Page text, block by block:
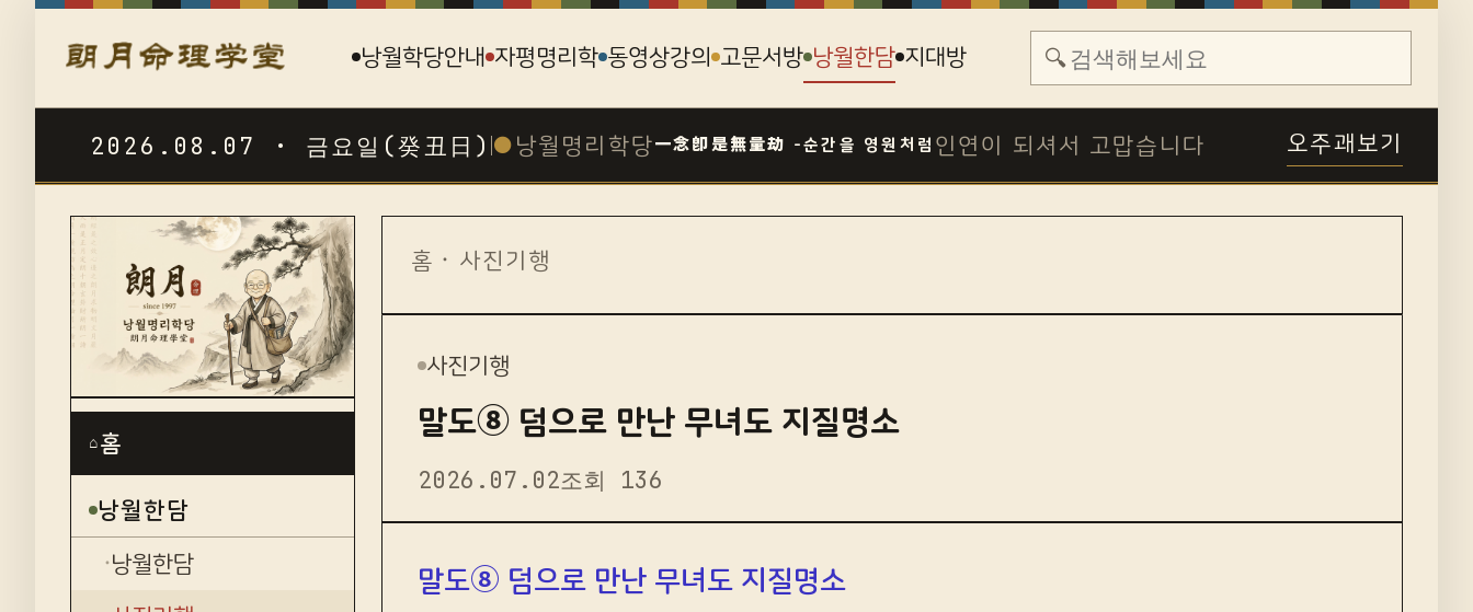
낭월학당안내 자평명리학 동영상강의 고문서방 낭월한담 지대방 🔍
2026.08.07 · 금요일(癸丑日) ● 낭월명리학당一念卽是無量劫 -순간을 영원처럼 인연이 되셔서 고맙습니다 오주괘보기
⌂홈
낭월한담
낭월한담
홈 · 사진기행
사진기행
말도⑧ 덤으로 만난 무녀도 지질명소
2026.07.02조회 136
말도⑧ 덤으로 만난 무녀도 지질명소